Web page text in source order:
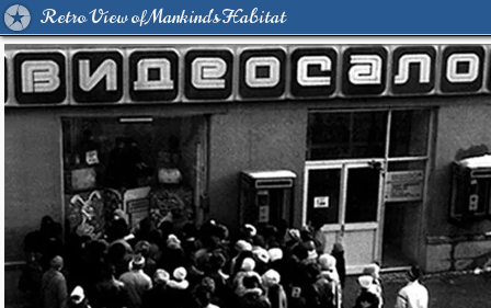
Retro View of Mankind's Habitat